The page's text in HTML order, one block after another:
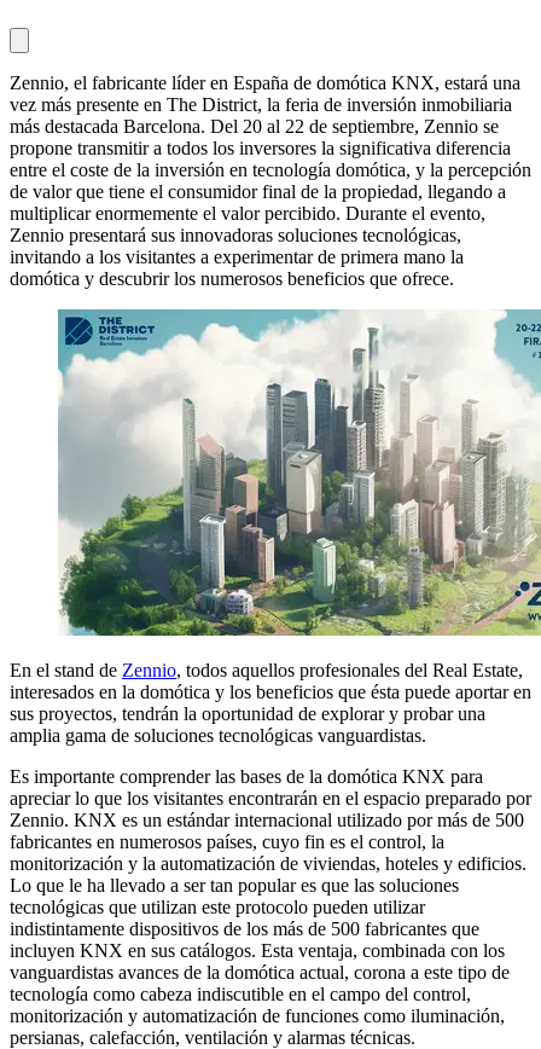
Zennio, el fabricante líder en España de domótica KNX, estará una
vez más presente en The District, la feria de inversión inmobiliaria
más destacada Barcelona. Del 20 al 22 de septiembre, Zennio se
propone transmitir a todos los inversores la significativa diferencia
entre el coste de la inversión en tecnología domótica, y la percepción
de valor que tiene el consumidor final de la propiedad, llegando a
multiplicar enormemente el valor percibido. Durante el evento,
Zennio presentará sus innovadoras soluciones tecnológicas,
invitando a los visitantes a experimentar de primera mano la
domótica y descubrir los numerosos beneficios que ofrece.
En el stand de Zennio, todos aquellos profesionales del Real Estate,
interesados en la domótica y los beneficios que ésta puede aportar en
sus proyectos, tendrán la oportunidad de explorar y probar una
amplia gama de soluciones tecnológicas vanguardistas.
Es importante comprender las bases de la domótica KNX para
apreciar lo que los visitantes encontrarán en el espacio preparado por
Zennio. KNX es un estándar internacional utilizado por más de 500
fabricantes en numerosos países, cuyo fin es el control, la
monitorización y la automatización de viviendas, hoteles y edificios.
Lo que le ha llevado a ser tan popular es que las soluciones
tecnológicas que utilizan este protocolo pueden utilizar
indistintamente dispositivos de los más de 500 fabricantes que
incluyen KNX en sus catálogos. Esta ventaja, combinada con los
vanguardistas avances de la domótica actual, corona a este tipo de
tecnología como cabeza indiscutible en el campo del control,
monitorización y automatización de funciones como iluminación,
persianas, calefacción, ventilación y alarmas técnicas.